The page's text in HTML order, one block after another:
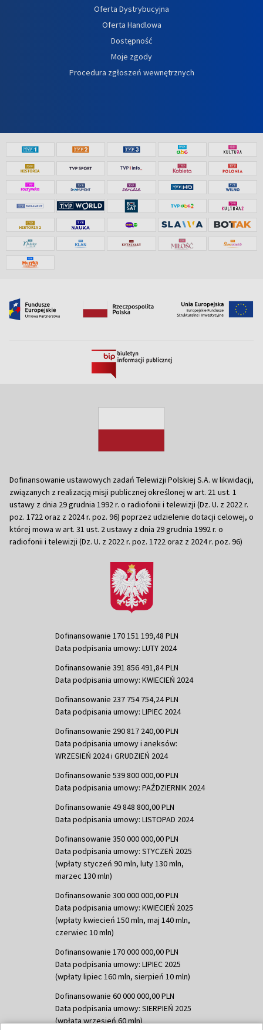
Oferta Dystrybucyjna
Oferta Handlowa
Dostępność
Moje zgody
Procedura zgłoszeń wewnętrznych
Dofinansowanie ustawowych zadań Telewizji Polskiej S.A. w likwidacji,
związanych z realizacją misji publicznej określonej w art. 21 ust. 1
ustawy z dnia 29 grudnia 1992 r. o radiofonii i telewizji (Dz. U. z 2022 r.
poz. 1722 oraz z 2024 r. poz. 96) poprzez udzielenie dotacji celowej, o
której mowa w art. 31 ust. 2 ustawy z dnia 29 grudnia 1992 r. o
radiofonii i telewizji (Dz. U. z 2022 r. poz. 1722 oraz z 2024 r. poz. 96)
Dofinansowanie 170 151 199,48 PLN
Data podpisania umowy: LUTY 2024
Dofinansowanie 391 856 491,84 PLN
Data podpisania umowy: KWIECIEŃ 2024
Dofinansowanie 237 754 754,24 PLN
Data podpisania umowy: LIPIEC 2024
Dofinansowanie 290 817 240,00 PLN
Data podpisania umowy i aneksów:
WRZESIEŃ 2024 i GRUDZIEŃ 2024
Dofinansowanie 539 800 000,00 PLN
Data podpisania umowy: PAŹDZIERNIK 2024
Dofinansowanie 49 848 800,00 PLN
Data podpisania umowy: LISTOPAD 2024
Dofinansowanie 350 000 000,00 PLN
Data podpisania umowy: STYCZEŃ 2025
(wpłaty styczeń 90 mln, luty 130 mln,
marzec 130 mln)
Dofinansowanie 300 000 000,00 PLN
Data podpisania umowy: KWIECIEŃ 2025
(wpłaty kwiecień 150 mln, maj 140 mln,
czerwiec 10 mln)
Dofinansowanie 170 000 000,00 PLN
Data podpisania umowy: LIPIEC 2025
(wpłaty lipiec 160 mln, sierpień 10 mln)
Dofinansowanie 60 000 000,00 PLN
Data podpisania umowy: SIERPIEŃ 2025
(wpłata wrzesień 60 mln)